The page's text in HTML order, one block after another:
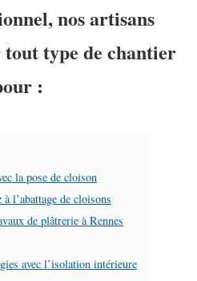
nos artisans
type de chantier
:
la pose de cloison
l’abattage de cloisons
de plâtrerie à Rennes
avec l’isolation intérieure